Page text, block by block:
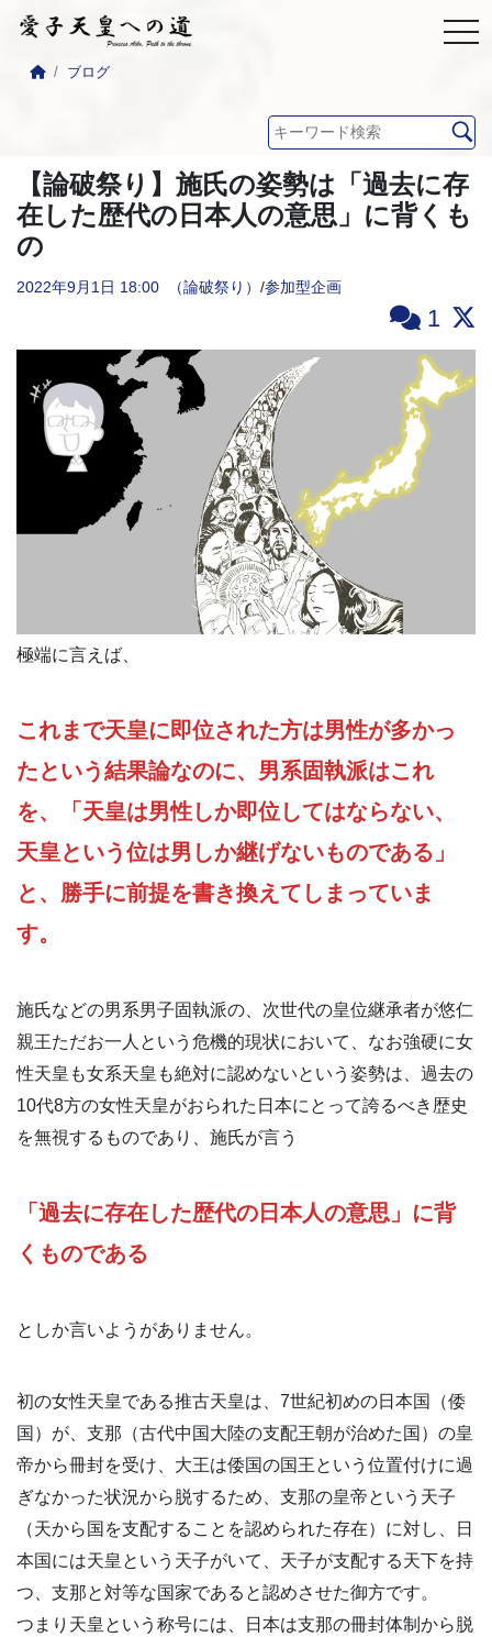
ブログ
【論破祭り】施氏の姿勢は「過去に存
在した歴代の日本人の意思」に背くも
の
2022年9月1日 18:00 （論破祭り） /参加型企画
1
極端に言えば、
これまで天皇に即位された方は男性が多かっ
たという結果論なのに、男系固執派はこれ
を、「天皇は男性しか即位してはならない、
天皇という位は男しか継げないものである」
と、勝手に前提を書き換えてしまっていま
す。
施氏などの男系男子固執派の、次世代の皇位継承者が悠仁
親王ただお一人という危機的現状において、なお強硬に女
性天皇も女系天皇も絶対に認めないという姿勢は、過去の
10代8方の女性天皇がおられた日本にとって誇るべき歴史
を無視するものであり、施氏が言う
「過去に存在した歴代の日本人の意思」に背
くものである
としか言いようがありません。
初の女性天皇である推古天皇は、7世紀初めの日本国（倭
国）が、支那（古代中国大陸の支配王朝が治めた国）の皇
帝から冊封を受け、大王は倭国の国王という位置付けに過
ぎなかった状況から脱するため、支那の皇帝という天子
（天から国を支配することを認められた存在）に対し、日
本国には天皇という天子がいて、天子が支配する天下を持
つ、支那と対等な国家であると認めさせた御方です。
つまり天皇という称号には、日本は支那の冊封体制から脱